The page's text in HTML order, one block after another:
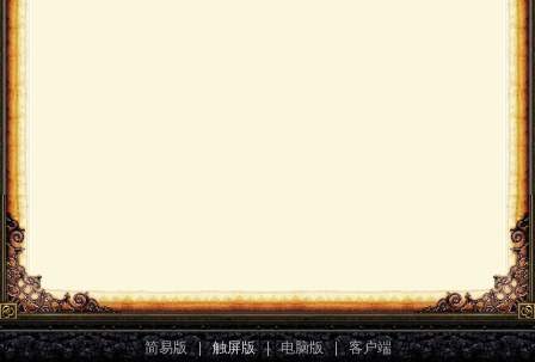
简易版 | 触屏版 | 电脑版 | 客户端